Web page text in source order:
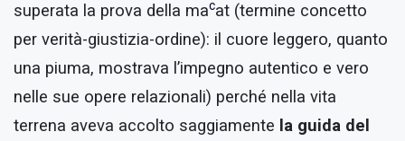
superata la prova della macat (termine concetto
per verità-giustizia-ordine): il cuore leggero, quanto
una piuma, mostrava l’impegno autentico e vero
nelle sue opere relazionali) perché nella vita
terrena aveva accolto saggiamente la guida del